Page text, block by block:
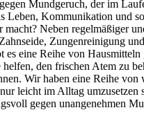
Mundgeruch, der im
Leben, Kommunikation und
macht? Neben regelmäßiger
Zungenreinigung
es eine Reihe von Hausmitteln
den frischen Atem zu
Wir haben eine Reihe von
leicht im Alltag umzusetzen
gegen unangenehmen